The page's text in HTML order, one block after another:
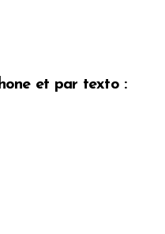
et par texto :